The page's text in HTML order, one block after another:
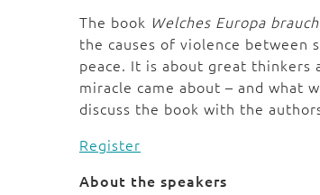
The book Welches Europa
the causes of violence between
peace. It is about great thinkers
miracle came about – and what
discuss the book with the
Register
About the speakers